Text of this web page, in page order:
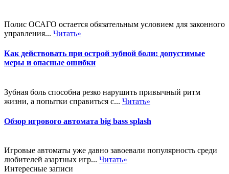
Полис ОСАГО остается обязательным условием для законного
управления... Читать»
Как действовать при острой зубной боли: допустимые
меры и опасные ошибки
Зубная боль способна резко нарушить привычный ритм
жизни, а попытки справиться с... Читать»
Обзор игрового автомата big bass splash
Игровые автоматы уже давно завоевали популярность среди
любителей азартных игр... Читать»
Интересные записи